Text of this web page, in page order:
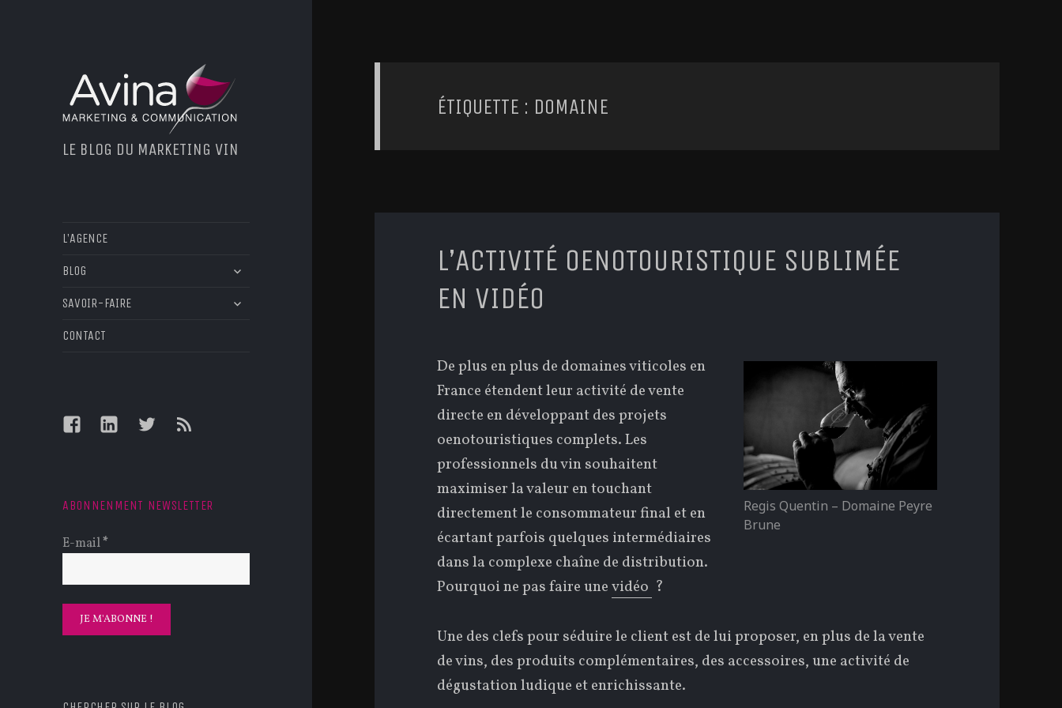
LE BLOG DU MARKETING VIN
L’AGENCE
BLOG
ouvrir
sous-
SAVOIR-FAIRE
ouvrir
CONTACT
FacebookLinkedInTwitterFeed
ABONNENMENT NEWSLETTER
E-mail*
ÉTIQUETTE : DOMAINE
L’ACTIVITÉ OENOTOURISTIQUE SUBLIMÉE
EN VIDÉO
Regis Quentin – Domaine Peyre
Brune
De plus en plus de domaines viticoles en
France étendent leur activité de vente
directe en développant des projets
oenotouristiques complets. Les
professionnels du vin souhaitent
maximiser la valeur en touchant
directement le consommateur final et en
écartant parfois quelques intermédiaires
dans la complexe chaîne de distribution.
Pourquoi ne pas faire unevidéo ?
Une des clefs pour séduire le client est de lui proposer, en plus de la vente
de vins, des produits complémentaires, des accessoires, une activité de
dégustation ludique et enrichissante.